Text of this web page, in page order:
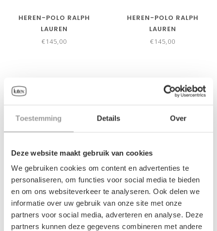
Toestemming Details Over
Deze website maakt gebruik van cookies
We gebruiken cookies om content en advertenties te
personaliseren, om functies voor social media te bieden
en om ons websiteverkeer te analyseren. Ook delen we
informatie over uw gebruik van onze site met onze
partners voor social media, adverteren en analyse. Deze
partners kunnen deze gegevens combineren met andere
HEREN-POLO RALPH
LAUREN
€145,00
HEREN-POLO RALPH
LAUREN
€145,00
LAUREN
HEREN-POLO RALPH
LAUREN
€145,00